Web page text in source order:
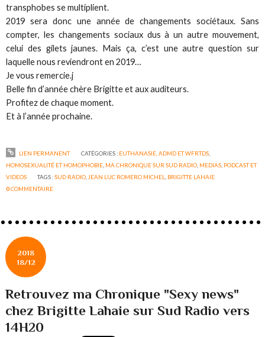
transphobes se multiplient.
2019 sera donc une année de changements sociétaux. Sans
compter, les changements sociaux dus à un autre mouvement,
celui des gilets jaunes. Mais ça, c’est une autre question sur
laquelle nous reviendront en 2019…
Je vous remercie.j
Belle fin d’année chère Brigitte et aux auditeurs.
Profitez de chaque moment.
Et à l’année prochaine.
LIEN PERMANENT CATÉGORIES : EUTHANASIE, ADMD ET WFRTDS,
HOMOSEXUALITÉ ET HOMOPHOBIE MA CHRONIQUE SUR SUD RADIO MEDIAS PODCAST ET
VIDEOS
TAGS :SUD RADIO JEAN LUC ROMERO MICHEL
BRIGITTE LAHAIE
0COMMENTAIRE
2018
18/12
Retrouvez ma Chronique "Sexy news"
chez Brigitte Lahaie sur Sud Radio vers
14H20